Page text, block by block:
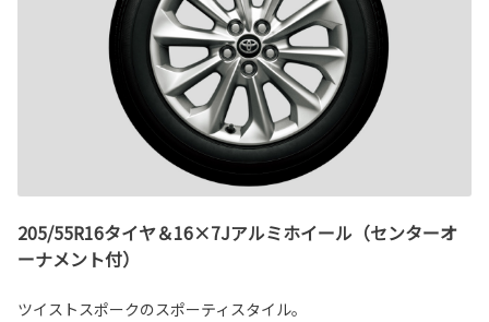
205/55R16タイヤ＆16×7Jアルミホイール（センターオ
ーナメント付）
ツイストスポークのスポーティスタイル。